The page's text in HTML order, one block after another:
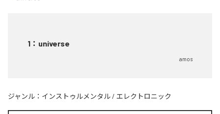
1 ： universe
amos
ジャンル： インストゥルメンタル / エレクトロニック